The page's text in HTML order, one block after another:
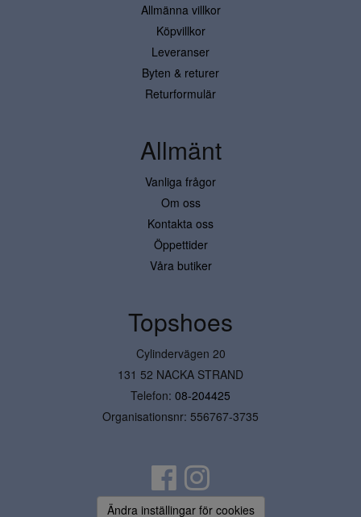
Allmänna villkor
Köpvillkor
Leveranser
Byten & returer
Returformulär
Allmänt
Vanliga frågor
Om oss
Kontakta oss
Öppettider
Våra butiker
Topshoes
Cylindervägen 20
131 52 NACKA STRAND
Telefon: 08-204425
Organisationsnr: 556767-3735
Ändra inställingar för cookies